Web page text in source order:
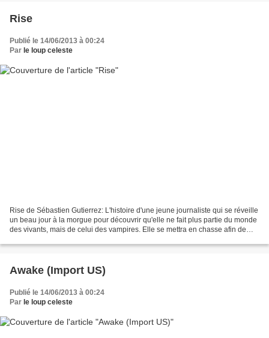
Rise
Publié le 14/06/2013 à 00:24
Par le loup celeste
Rise de Sébastien Gutierrez: L'histoire d'une jeune journaliste qui se réveille
un beau jour à la morgue pour découvrir qu'elle ne fait plus partie du monde
des vivants, mais de celui des vampires. Elle se mettra en chasse afin de
Awake (Import US)
Publié le 14/06/2013 à 00:24
Par le loup celeste